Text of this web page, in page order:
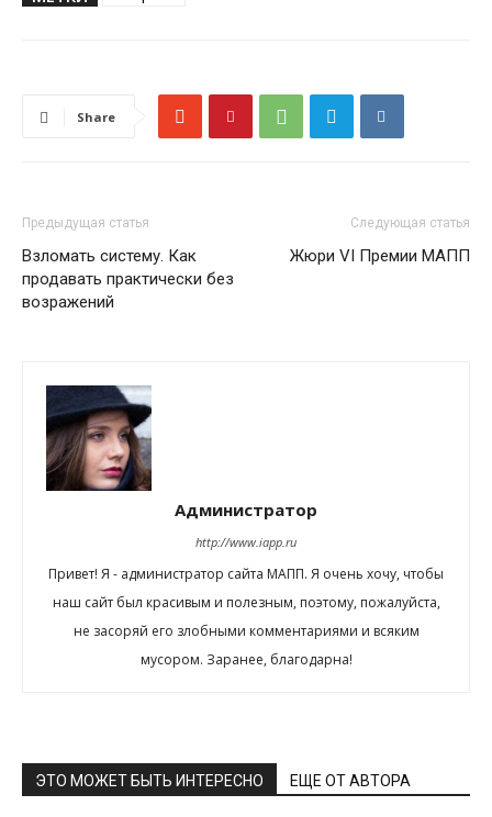
Share
Предыдущая статья
Взломать систему. Как
продавать практически без
возражений
Следующая статья
Жюри VI Премии МАПП
Администратор
http://www.iapp.ru
Привет! Я - администратор сайта МАПП. Я очень хочу, чтобы
наш сайт был красивым и полезным, поэтому, пожалуйста,
не засоряй его злобными комментариями и всяким
мусором. Заранее, благодарна!
ЭТО МОЖЕТ БЫТЬ ИНТЕРЕСНО ЕЩЕ ОТ АВТОРА